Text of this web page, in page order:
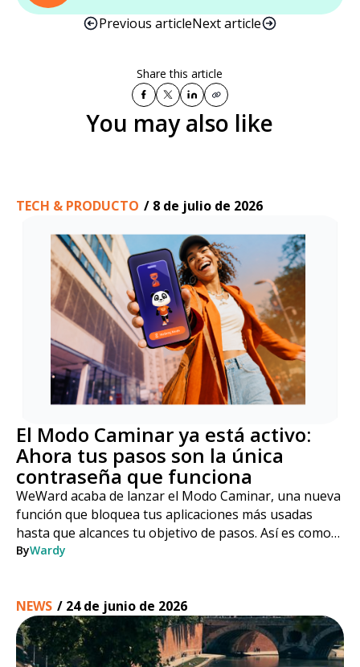
Previous articleNext article
Share this article
You may also like
TECH & PRODUCTO / 8 de julio de 2026
El Modo Caminar ya está activo:
Ahora tus pasos son la única
contraseña que funciona
WeWard acaba de lanzar el Modo Caminar, una nueva
función que bloquea tus aplicaciones más usadas
hasta que alcances tu objetivo de pasos. Así es como
funciona, paso a paso.
ByWardy
NEWS / 24 de junio de 2026